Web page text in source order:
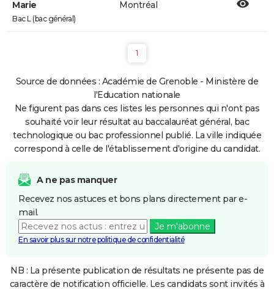
Marie
Bac L (bac général)
Montréal
1
Source de données : Académie de Grenoble - Ministère de
l'Education nationale
Ne figurent pas dans ces listes les personnes qui n'ont pas
souhaité voir leur résultat au baccalauréat général, bac
technologique ou bac professionnel publié. La ville indiquée
correspond à celle de l'établissement d'origine du candidat.
A ne pas manquer
Recevez nos astuces et bons plans directement par e-
mail.
Je m'abonne
En savoir plus sur notre politique de confidentialité
NB : La présente publication de résultats ne présente pas de
caractère de notification officielle. Les candidats sont invités à